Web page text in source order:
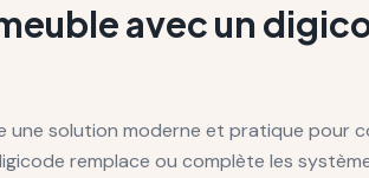
avec un
une solution moderne et pratique pour
remplace ou complète les